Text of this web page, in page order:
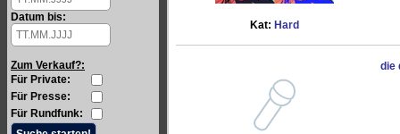
Datum bis:
Zum Verkauf?:
Für Private:
Für Presse:
Für Rundfunk:
Kat: Hard
die